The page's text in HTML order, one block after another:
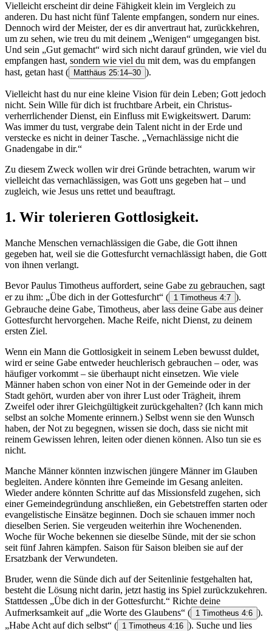
Vielleicht erscheint dir deine Fähigkeit klein im Vergleich zu
anderen. Du hast nicht fünf Talente empfangen, sondern nur eines.
Dennoch wird der Meister, der es dir anvertraut hat, zurückkehren,
um zu sehen, wie treu du mit deinem „Wenigen“ umgegangen bist.
Und sein „Gut gemacht“ wird sich nicht darauf gründen, wie viel du
empfangen hast, sondern wie viel du mit dem, was du empfangen
hast, getan hast ( Matthäus 25:14–30 ).
Vielleicht hast du nur eine kleine Vision für dein Leben; Gott jedoch
nicht. Sein Wille für dich ist fruchtbare Arbeit, ein Christus-
verherrlichender Dienst, ein Einfluss mit Ewigkeitswert. Darum:
Was immer du tust, vergrabe dein Talent nicht in der Erde und
verstecke es nicht in deiner Tasche. „Vernachlässige nicht die
Gnadengabe in dir.“
Zu diesem Zweck wollen wir drei Gründe betrachten, warum wir
vielleicht das vernachlässigen, was Gott uns gegeben hat – und
zugleich, wie Jesus uns rettet und beauftragt.
1. Wir tolerieren Gottlosigkeit.
Manche Menschen vernachlässigen die Gabe, die Gott ihnen
gegeben hat, weil sie die Gottesfurcht vernachlässigt haben, die Gott
von ihnen verlangt.
Bevor Paulus Timotheus auffordert, seine Gabe zu gebrauchen, sagt
er zu ihm: „Übe dich in der Gottesfurcht“ ( 1 Timotheus 4:7 ).
Gebrauche deine Gabe, Timotheus, aber lass deine Gabe aus deiner
Gottesfurcht hervorgehen. Mache Reife, nicht Dienst, zu deinem
ersten Ziel.
Wenn ein Mann die Gottlosigkeit in seinem Leben bewusst duldet,
wird er seine Gabe entweder heuchlerisch gebrauchen – oder, was
häufiger vorkommt – sie überhaupt nicht einsetzen. Wie viele
Männer haben schon von einer Not in der Gemeinde oder in der
Stadt gehört, wurden aber von ihrer Lust oder Trägheit, ihrem
Zweifel oder ihrer Gleichgültigkeit zurückgehalten? (Ich kann mich
selbst an solche Momente erinnern.) Selbst wenn sie den Wunsch
haben, der Not zu begegnen, wissen sie doch, dass sie nicht mit
reinem Gewissen lehren, leiten oder dienen können. Also tun sie es
nicht.
Manche Männer könnten inzwischen jüngere Männer im Glauben
begleiten. Andere könnten ihre Gemeinde im Gesang anleiten.
Wieder andere könnten Schritte auf das Missionsfeld zugehen, sich
einer Gemeindegründung anschließen, ein Gebetstreffen starten oder
evangelistische Einsätze beginnen. Doch sie schauen immer noch
dieselben Serien. Sie vergeuden weiterhin ihre Wochenenden.
Woche für Woche bekennen sie dieselbe Sünde, mit der sie schon
seit fünf Jahren kämpfen. Saison für Saison bleiben sie auf der
Ersatzbank der Verwundeten.
Bruder, wenn die Sünde dich auf der Seitenlinie festgehalten hat,
besteht die Lösung nicht darin, jetzt hastig ins Spiel zurückzukehren.
Stattdessen „Übe dich in der Gottesfurcht.“ Richte deine
Aufmerksamkeit auf „die Worte des Glaubens“ ( 1 Timotheus 4:6 ).
„Habe Acht auf dich selbst“ ( 1 Timotheus 4:16 ). Suche und lies